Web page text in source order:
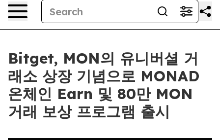
Bitget, MON의 유니버셜 거
래소 상장 기념으로 MONAD
온체인 Earn 및 80만 MON
거래 보상 프로그램 출시